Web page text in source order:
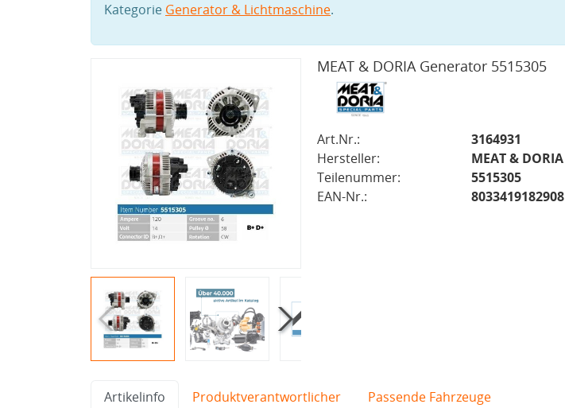
Kategorie Generator & Lichtmaschine.
MEAT & DORIA Generator 5515305
Art.Nr.:
3164931
Hersteller:
MEAT & DORIA
Teilenummer:
5515305
EAN-Nr.:
8033419182908
Artikelinfo Produktverantwortlicher Passende Fahrzeuge